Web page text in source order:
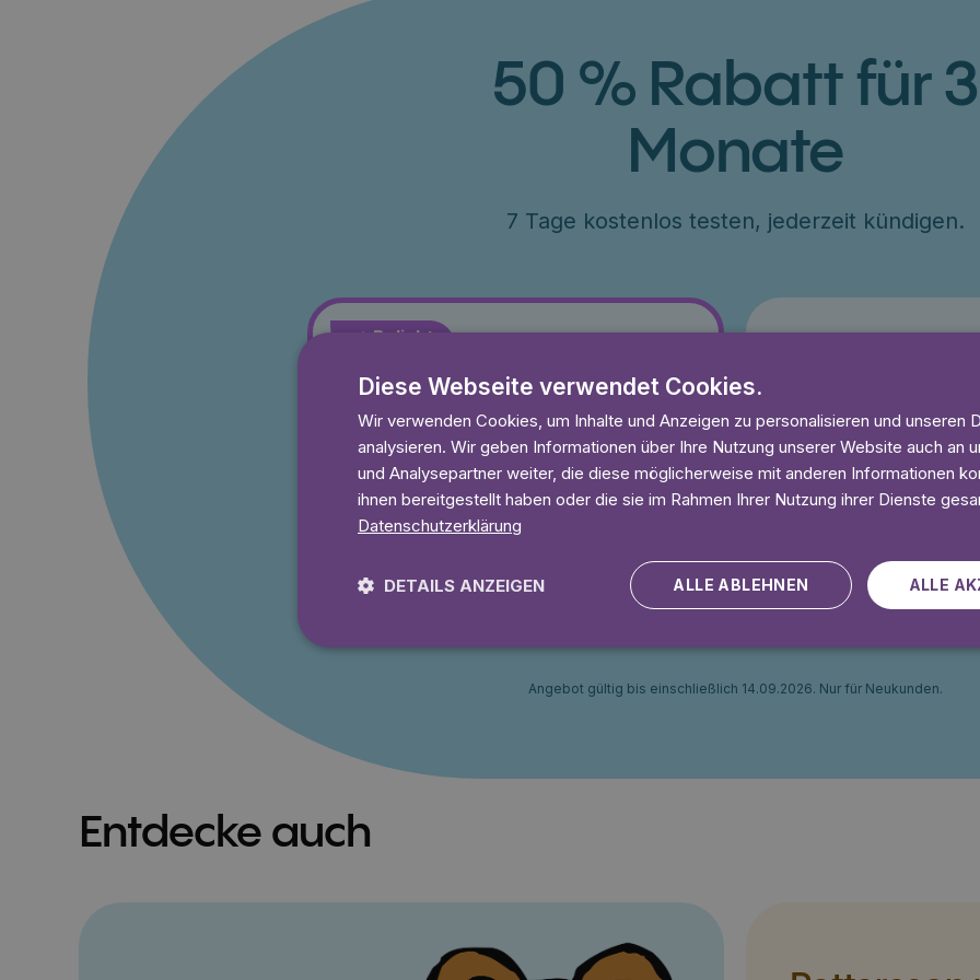
50 % Rabatt für 3
Monate
7 Tage kostenlos testen, jederzeit kündigen.
⭐️ Beliebt
4,50 €
Erhalte 3 Monate lang 50% Rabatt
7 Tage kostenlos testen
Unbegrenzt lesen und anhören
Ohne Mindestlaufzeit
Lies 7 Tage gratis
79 €
€79 für ein Jahr, entspricht
Unbegrenzt lesen und
Ohne Mindestlaufzeit
Lies 7
Angebot gültig bis einschließlich 14.09.2026. Nur für Neukunden.
Entdecke auch
Diese Webseite verwendet Cookies.
Wir verwenden Cookies, um Inhalte und Anzeigen zu personalisieren und unseren
analysieren. Wir geben Informationen über Ihre Nutzung unserer Website auch an
und Analysepartner weiter, die diese möglicherweise mit anderen Informationen
ihnen bereitgestellt haben oder die sie im Rahmen Ihrer Nutzung ihrer Dienste
Datenschutzerklärung
ALLE
ALLE ABLEHNEN
DETAILS ANZEIGEN